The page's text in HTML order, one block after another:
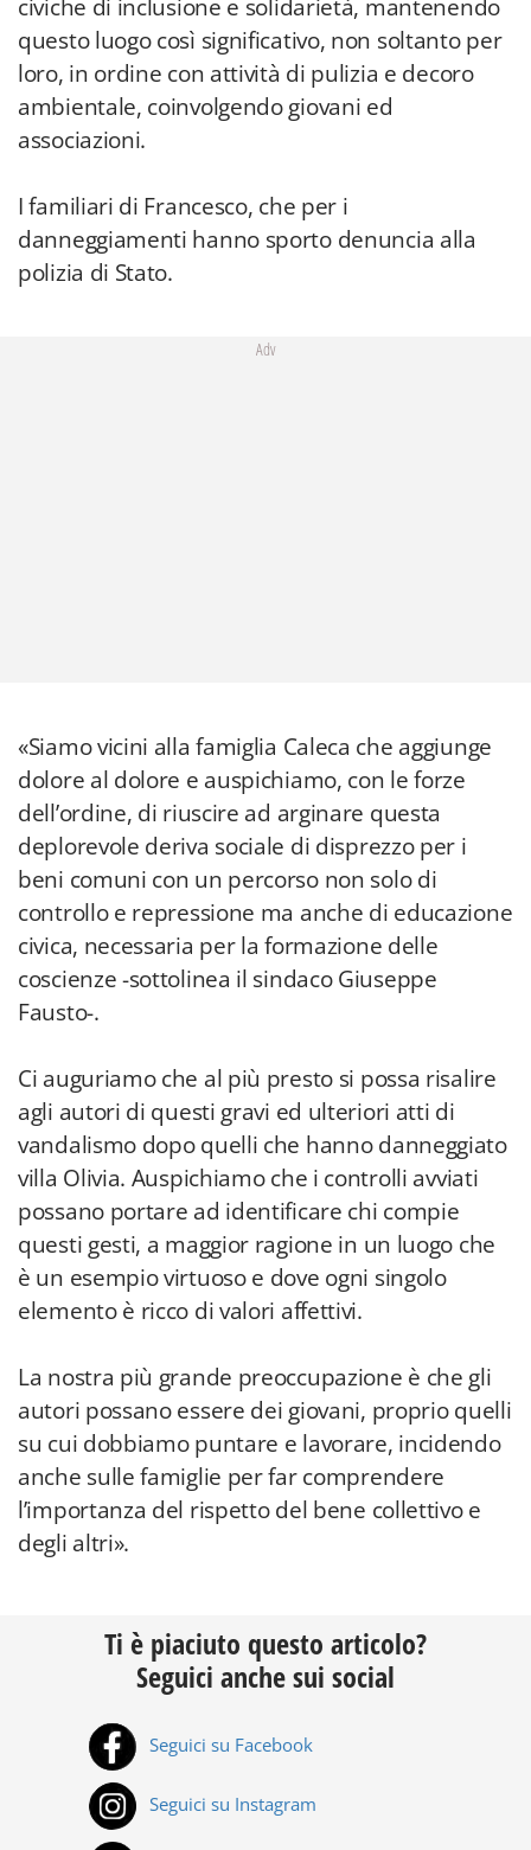
civiche di inclusione e solidarietà, mantenendo
questo luogo così significativo, non soltanto per
loro, in ordine con attività di pulizia e decoro
ambientale, coinvolgendo giovani ed
associazioni.
I familiari di Francesco, che per i
danneggiamenti hanno sporto denuncia alla
polizia di Stato.
Adv
«Siamo vicini alla famiglia Caleca che aggiunge
dolore al dolore e auspichiamo, con le forze
dell’ordine, di riuscire ad arginare questa
deplorevole deriva sociale di disprezzo per i
beni comuni con un percorso non solo di
controllo e repressione ma anche di educazione
civica, necessaria per la formazione delle
coscienze -sottolinea il sindaco Giuseppe
Fausto-.
Ci auguriamo che al più presto si possa risalire
agli autori di questi gravi ed ulteriori atti di
vandalismo dopo quelli che hanno danneggiato
villa Olivia. Auspichiamo che i controlli avviati
possano portare ad identificare chi compie
questi gesti, a maggior ragione in un luogo che
è un esempio virtuoso e dove ogni singolo
elemento è ricco di valori affettivi.
La nostra più grande preoccupazione è che gli
autori possano essere dei giovani, proprio quelli
su cui dobbiamo puntare e lavorare, incidendo
anche sulle famiglie per far comprendere
l’importanza del rispetto del bene collettivo e
degli altri».
Ti è piaciuto questo articolo?
Seguici anche sui social
Seguici su Facebook
Seguici su Instagram